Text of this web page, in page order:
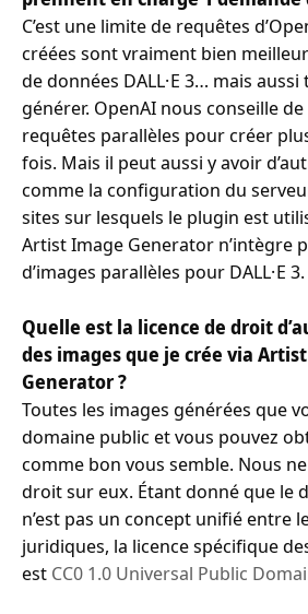
C’est une limite de requêtes
créées sont vraiment bien
de données DALL·E 3… mais
générer. OpenAI nous conseille
requêtes parallèles pour créer
fois. Mais il peut aussi y avoir
comme la configuration du
sites sur lesquels le plugin est
Artist Image Generator n’intègre
d’images parallèles pour DALL·E 3.
Quelle est la licence de droit
des images que je crée via
Generator ?
Toutes les images générées que
domaine public et vous pouvez
comme bon vous semble. Nous
droit sur eux. Étant donné que le
n’est pas un concept unifié entre
juridiques, la licence spécifique
est CC0 1.0 Universal Public